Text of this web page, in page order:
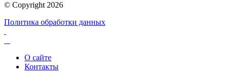
© Copyright 2026
Политика обработки данных
О сайте
Контакты